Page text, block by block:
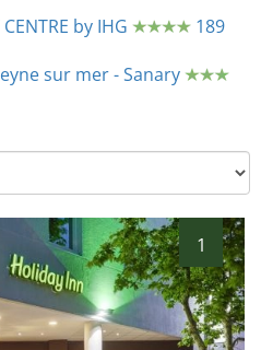
by IHG
189
sur mer - Sanary
1